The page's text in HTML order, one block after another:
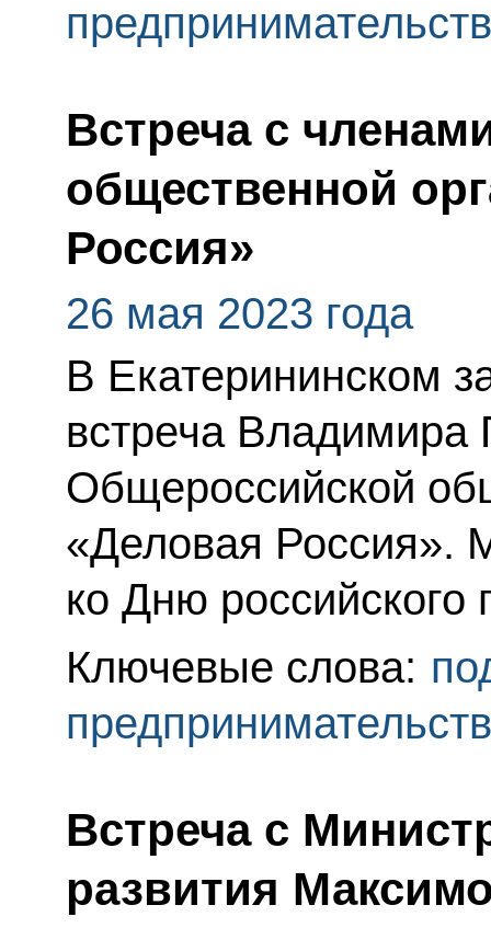
Встреча с
общественной
Россия»
26 мая 2023 года
В Екатерининском
встреча Владимира
Общероссийской
«Деловая Россия».
ко Дню российского
Ключевые слова:
Встреча с
развития